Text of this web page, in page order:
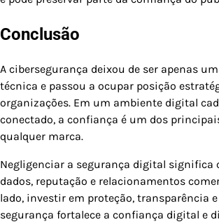
Conclusão
A cibersegurança deixou de ser apenas
técnica e passou a ocupar posição
organizações. Em um ambiente digital
conectado, a confiança é um dos
qualquer marca.
Negligenciar a segurança digital significa
dados, reputação e relacionamentos
lado, investir em proteção, transparência
segurança fortalece a confiança digital e